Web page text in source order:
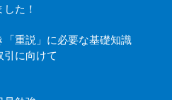
た！
「重説」に必要な基礎知識
引に向けて